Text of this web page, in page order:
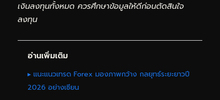
เงินลงทุนทั้งหมด ควรศึกษาข้อมูลให้ดีก่อนตัดสินใจ
ลงทุน
อ่านเพิ่มเติม
▸ แนะแนวเทรด Forex มองภาพกว้าง กลยุทธ์ระยะยาวปี
2026 อย่างเซียน